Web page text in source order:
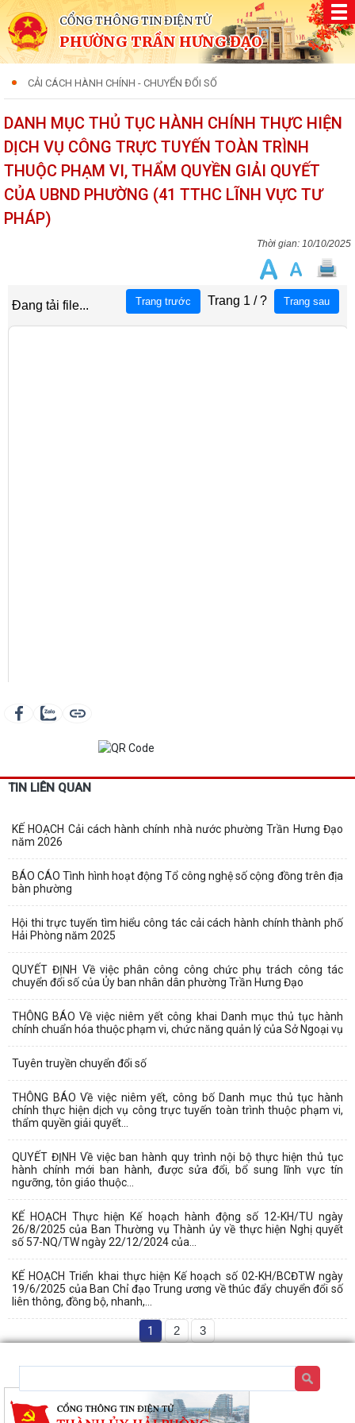
CỔNG THÔNG TIN ĐIỆN TỬ
PHƯỜNG TRẦN HƯNG ĐẠO
CẢI CÁCH HÀNH CHÍNH - CHUYỂN ĐỔI SỐ
DANH MỤC THỦ TỤC HÀNH CHÍNH THỰC HIỆN
DỊCH VỤ CÔNG TRỰC TUYẾN TOÀN TRÌNH
THUỘC PHẠM VI, THẨM QUYỀN GIẢI QUYẾT
CỦA UBND PHƯỜNG (41 TTHC LĨNH VỰC TƯ
PHÁP)
10/10/2025
TIN LIÊN QUAN
KẾ HOẠCH Cải cách hành chính nhà nước phường Trần Hưng Đạo
năm 2026
BÁO CÁO Tình hình hoạt động Tổ công nghệ số cộng đồng trên địa
bàn phường
Hội thi trực tuyến tìm hiểu công tác cải cách hành chính thành phố
Hải Phòng năm 2025
QUYẾT ĐỊNH Về việc phân công công chức phụ trách công tác
chuyển đổi số của Ủy ban nhân dân phường Trần Hưng Đạo
THÔNG BÁO Về việc niêm yết công khai Danh mục thủ tục hành
chính chuẩn hóa thuộc phạm vi, chức năng quản lý của Sở Ngoại vụ
Tuyên truyền chuyển đổi số
THÔNG BÁO Về việc niêm yết, công bố Danh mục thủ tục hành
chính thực hiện dịch vụ công trực tuyến toàn trình thuộc phạm vi,
thẩm quyền giải quyết...
QUYẾT ĐỊNH Về việc ban hành quy trình nội bộ thực hiện thủ tục
hành chính mới ban hành, được sửa đổi, bổ sung lĩnh vực tín
ngưỡng, tôn giáo thuộc...
KẾ HOẠCH Thực hiện Kế hoạch hành động số 12-KH/TU ngày
26/8/2025 của Ban Thường vụ Thành ủy về thực hiện Nghị quyết
số 57-NQ/TW ngày 22/12/2024 của...
KẾ HOẠCH Triển khai thực hiện Kế hoạch số 02-KH/BCĐTW ngày
19/6/2025 của Ban Chỉ đạo Trung ương về thúc đẩy chuyển đổi số
liên thông, đồng bộ, nhanh,...
1 2 3